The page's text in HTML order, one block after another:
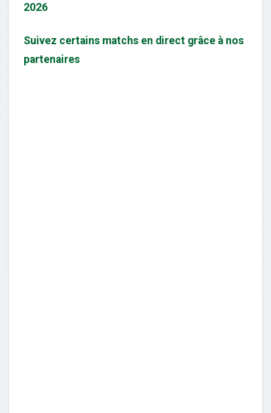
2026
Suivez certains matchs en direct grâce à nos
partenaires